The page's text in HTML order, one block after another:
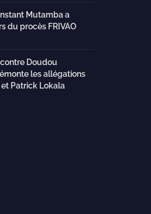
Mutamba a
du procès FRIVAO
Doudou
les allégations
Patrick Lokala